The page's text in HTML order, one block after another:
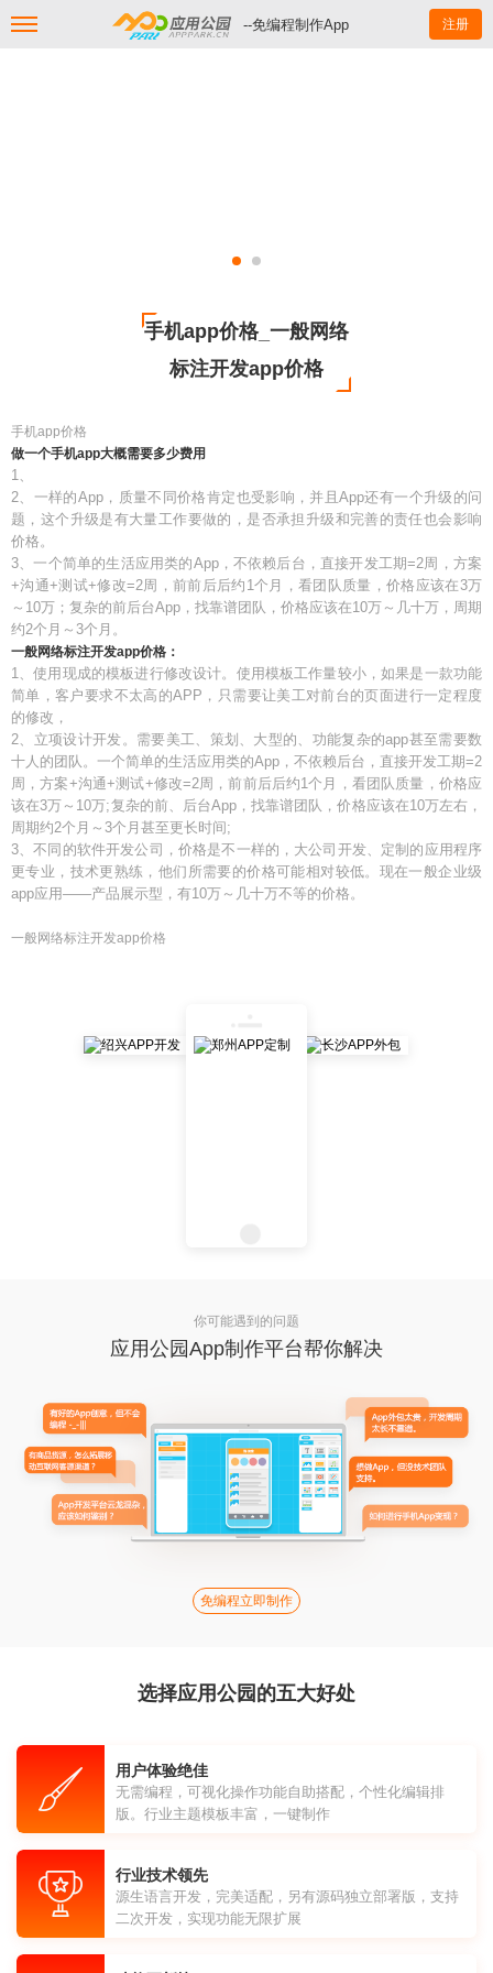
--免编程制作App 注册
手机app价格_一般网络
标注开发app价格
手机app价格
做一个手机app大概需要多少费用
1、
2、一样的App，质量不同价格肯定也受影响，并且App还有一个升级的问
题，这个升级是有大量工作要做的，是否承担升级和完善的责任也会影响
价格。
3、一个简单的生活应用类的App，不依赖后台，直接开发工期=2周，方案
+沟通+测试+修改=2周，前前后后约1个月，看团队质量，价格应该在3万
～10万；复杂的前后台App，找靠谱团队，价格应该在10万～几十万，周期
约2个月～3个月。
一般网络标注开发app价格：
1、使用现成的模板进行修改设计。使用模板工作量较小，如果是一款功能
简单，客户要求不太高的APP，只需要让美工对前台的页面进行一定程度
的修改，
2、立项设计开发。需要美工、策划、大型的、功能复杂的app甚至需要数
十人的团队。一个简单的生活应用类的App，不依赖后台，直接开发工期=2
周，方案+沟通+测试+修改=2周，前前后后约1个月，看团队质量，价格应
该在3万～10万;复杂的前、后台App，找靠谱团队，价格应该在10万左右，
周期约2个月～3个月甚至更长时间;
3、不同的软件开发公司，价格是不一样的，大公司开发、定制的应用程序
更专业，技术更熟练，他们所需要的价格可能相对较低。现在一般企业级
app应用——产品展示型，有10万～几十万不等的价格。
一般网络标注开发app价格
你可能遇到的问题
应用公园App制作平台帮你解决
免编程立即制作
选择应用公园的五大好处
用户体验绝佳
无需编程，可视化操作功能自助搭配，个性化编辑排
版。行业主题模板丰富，一键制作
行业技术领先
源生语言开发，完美适配，另有源码独立部署版，支持
二次开发，实现功能无限扩展